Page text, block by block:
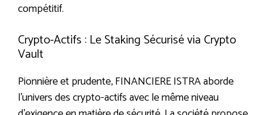
compétitif.
Crypto-Actifs : Le Staking Sécurisé via Crypto
Vault
Pionnière et prudente, FINANCIERE ISTRA aborde
l’univers des crypto-actifs avec le même niveau